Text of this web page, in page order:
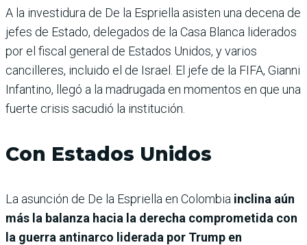
A la investidura de De la Espriella asisten una decena de
jefes de Estado, delegados de la Casa Blanca liderados
por el fiscal general de Estados Unidos, y varios
cancilleres, incluido el de Israel. El jefe de la FIFA, Gianni
Infantino, llegó a la madrugada en momentos en que una
fuerte crisis sacudió la institución.
Con Estados Unidos
La asunción de De la Espriella en Colombia inclina aún
más la balanza hacia la derecha comprometida con
la guerra antinarco liderada por Trump en